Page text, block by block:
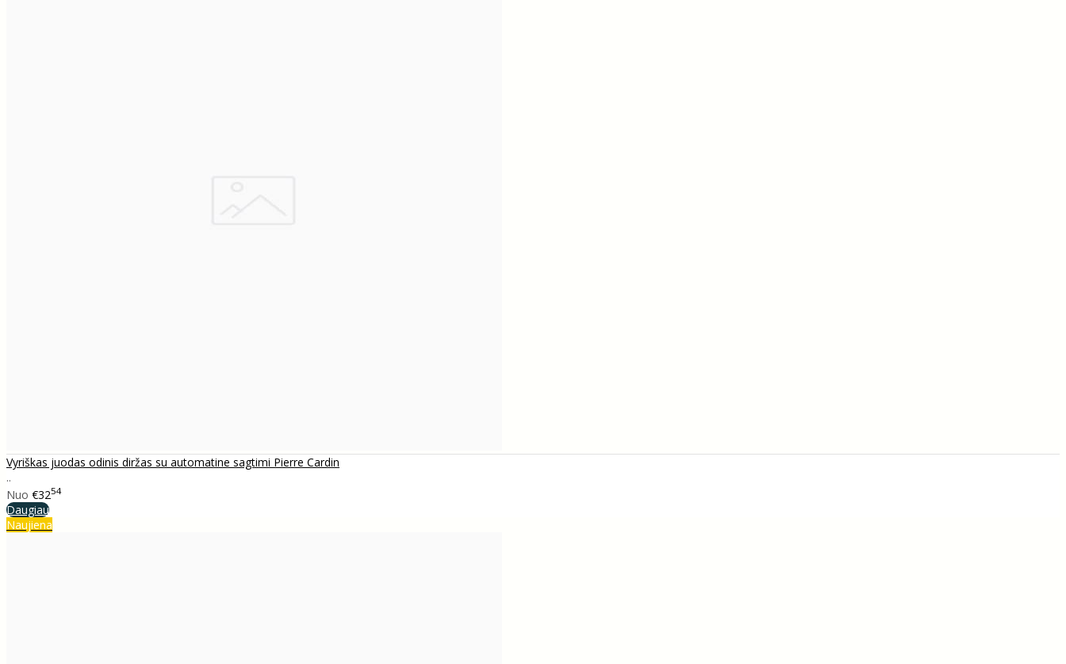
Vyriškas juodas odinis diržas su automatine sagtimi Pierre Cardin
..
Nuo €3254
Daugiau
Naujiena